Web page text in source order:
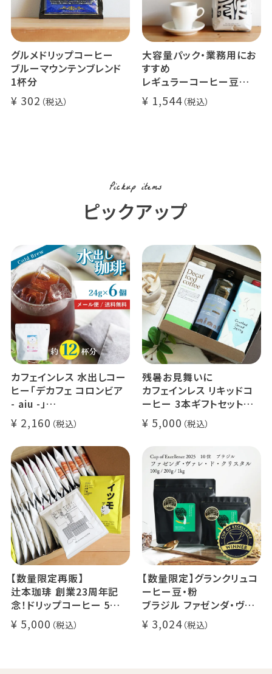
グルメドリップコーヒー
ブルーマウンテンブレンド
1杯分
302
大容量パック・業務用にお
すすめ
レギュラーコーヒー豆
イツモブレンド 500g
1,544
Pickup items
ピックアップ
カフェインレス 水出しコー
ヒー「デカフェ コロンビア
- aiu -」
24g×6個（約12杯分）
マウンテンウォータープロ
セス カフェインレスコーヒ
ー豆100%使用 メール便
でお届け
2,160
残暑お見舞いに
カフェインレス リキッドコ
ーヒー 3本ギフトセット
クラッシュド デカフェ ゼリ
ー 1本
デカフェ オレベース【無
糖】1本
デカフェ アイスコーヒー 1
5,000
【数量限定再販】
辻本珈琲 創業23周年記
念！ドリップコーヒー 5種
50杯セット
アニバーサリーブレンド（コ
5,000
【数量限定】グランクリュコ
ーヒー豆・粉
ブラジル ファゼンダ・ヴァ
レ・ド・クリスタル（100g /
200g / 1kg）
3,024